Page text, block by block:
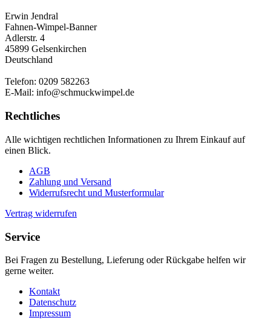
Erwin Jendral
Fahnen-Wimpel-Banner
Adlerstr. 4
45899 Gelsenkirchen
Deutschland
Telefon: 0209 582263
E-Mail: info@schmuckwimpel.de
Rechtliches
Alle wichtigen rechtlichen Informationen zu Ihrem Einkauf auf
einen Blick.
AGB
Zahlung und Versand
Widerrufsrecht und Musterformular
Vertrag widerrufen
Service
Bei Fragen zu Bestellung, Lieferung oder Rückgabe helfen wir
gerne weiter.
Kontakt
Datenschutz
Impressum